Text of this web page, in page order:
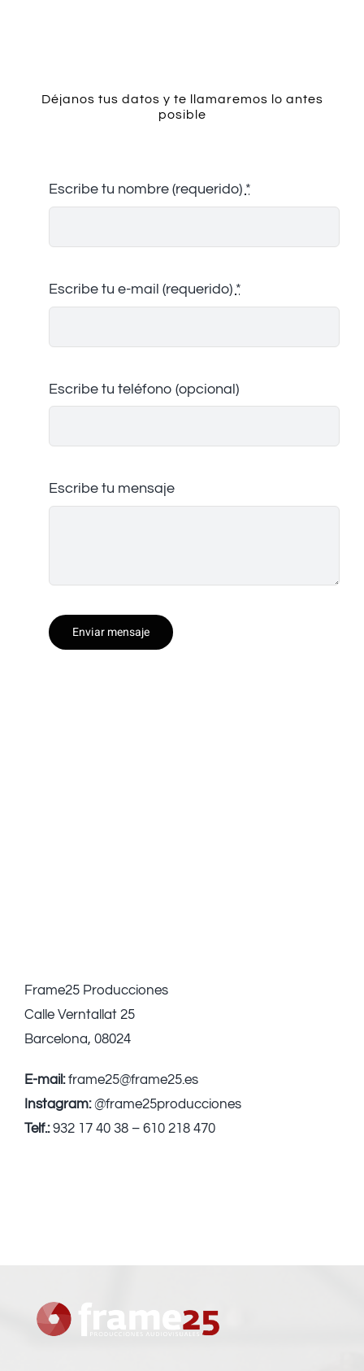
Déjanos tus datos y te llamaremos lo antes
posible
Escribe tu nombre (requerido) *
Escribe tu e-mail (requerido) *
Escribe tu teléfono (opcional)
Escribe tu mensaje
Enviar mensaje
Frame25 Producciones
Calle Verntallat 25
Barcelona, 08024
E-mail:frame25@frame25.es
Instagram:@frame25producciones
Telf.:932 17 40 38 – 610 218 470